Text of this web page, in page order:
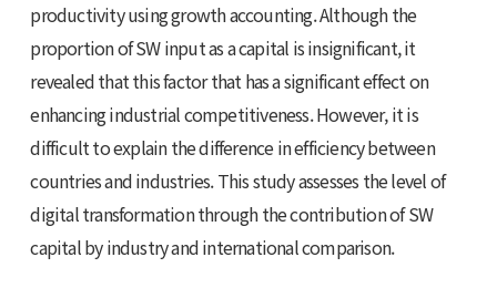
productivity using growth accounting. Although the
proportion of SW input as a capital is insignificant, it
revealed that this factor that has a significant effect on
enhancing industrial competitiveness. However, it is
difficult to explain the difference in efficiency between
countries and industries. This study assesses the level of
digital transformation through the contribution of SW
capital by industry and international comparison.